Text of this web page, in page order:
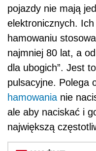
pojazdy nie mają
elektronicznych.
hamowaniu
najmniej 80 lat, a
dla ubogich”. Jest
pulsacyjne. Polega
hamowanianie
ale aby naciskać i
największą